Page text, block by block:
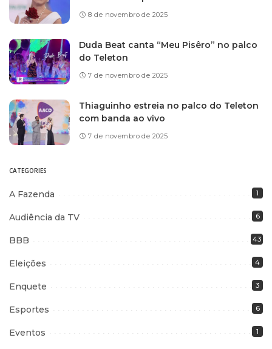
8 de novembro de 2025
Duda Beat canta “Meu Pisêro” no palco
do Teleton
7 de novembro de 2025
Thiaguinho estreia no palco do Teleton
com banda ao vivo
7 de novembro de 2025
CATEGORIES
A Fazenda 1
Audiência da TV 6
BBB 43
Eleições 4
Enquete 3
Esportes 6
Eventos 1